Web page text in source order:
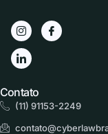
Contato
(11) 91153-2249